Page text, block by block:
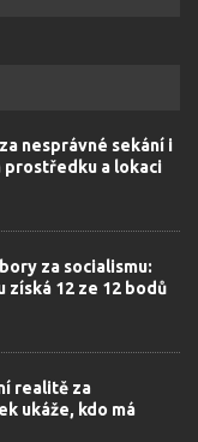
nesprávné sekání i
prostředku a lokaci
za socialismu:
získá 12 ze 12 bodů
realitě za
ukáže, kdo má